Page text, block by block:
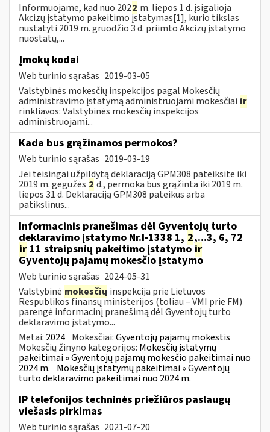
Informuojame, kad nuo 2022 m. liepos 1 d. įsigalioja
Akcizų įstatymo pakeitimo įstatymas[1], kurio tikslas
nustatyti 2019 m. gruodžio 3 d. priimto Akcizų įstatymo
nuostatų,...
Įmokų kodai
Web turinio sąrašas 2019-03-05
Valstybinės mokesčių inspekcijos pagal Mokesčių
administravimo įstatymą administruojami mokesčiai ir
rinkliavos: Valstybinės mokesčių inspekcijos
administruojami...
Kada bus grąžinamos permokos?
Web turinio sąrašas 2019-03-19
Jei teisingai užpildytą deklaraciją GPM308 pateiksite iki
2019 m. gegužės 2 d., permoka bus grąžinta iki 2019 m.
liepos 31 d. Deklaraciją GPM308 pateikus arba
patikslinus...
Informacinis pranešimas dėl Gyventojų turto
deklaravimo įstatymo Nr.I-1338 1, 2,...3, 6, 72
ir 11 straipsnių pakeitimo įstatymoir
Gyventojų pajamų mokesčio įstatymo
Web turinio sąrašas 2024-05-31
Valstybinė mokesčių inspekcija prie Lietuvos
Respublikos finansų ministerijos (toliau – VMI prie FM)
parengė informacinį pranešimą dėl Gyventojų turto
deklaravimo įstatymo...
Metai: 2024 Mokesčiai:Gyventojų pajamų mokestis
Mokesčių žinyno kategorijos: Mokesčių įstatymų
pakeitimai » Gyventojų pajamų mokesčio pakeitimai nuo
2024 m. Mokesčių įstatymų pakeitimai » Gyventojų
turto deklaravimo pakeitimai nuo 2024 m.
IP telefonijos techninės priežiūros paslaugų
viešasis pirkimas
Web turinio sąrašas 2021-07-20